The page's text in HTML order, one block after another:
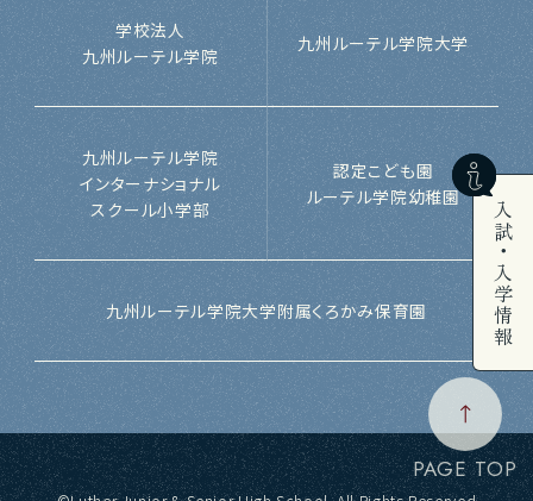
入試・入学情報
学校法人
九州ルーテル学院
九州ルーテル学院大学
九州ルーテル学院
インターナショナル
スクール小学部
認定こども園
ルーテル学院幼稚園
九州ルーテル学院大学附属くろかみ保育園
PAGE TOP